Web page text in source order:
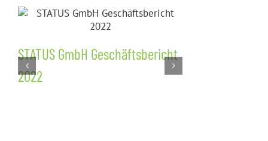
STATUS GmbH Geschäftsbericht
2022